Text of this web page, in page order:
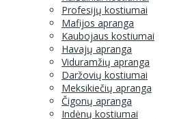
Profesijų kostiumai
Mafijos apranga
Kaubojaus kostiumai
Havajų apranga
Viduramžių apranga
Daržovių kostiumai
Meksikiečių apranga
Čigonų apranga
Indėnų kostiumai